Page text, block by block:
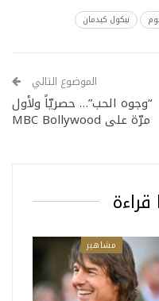
نيكول كيدمان
الموضوع التالي
“وجوه الحب”… حصريّاً ولأول
مرّة على MBC Bollywood
مشاهير